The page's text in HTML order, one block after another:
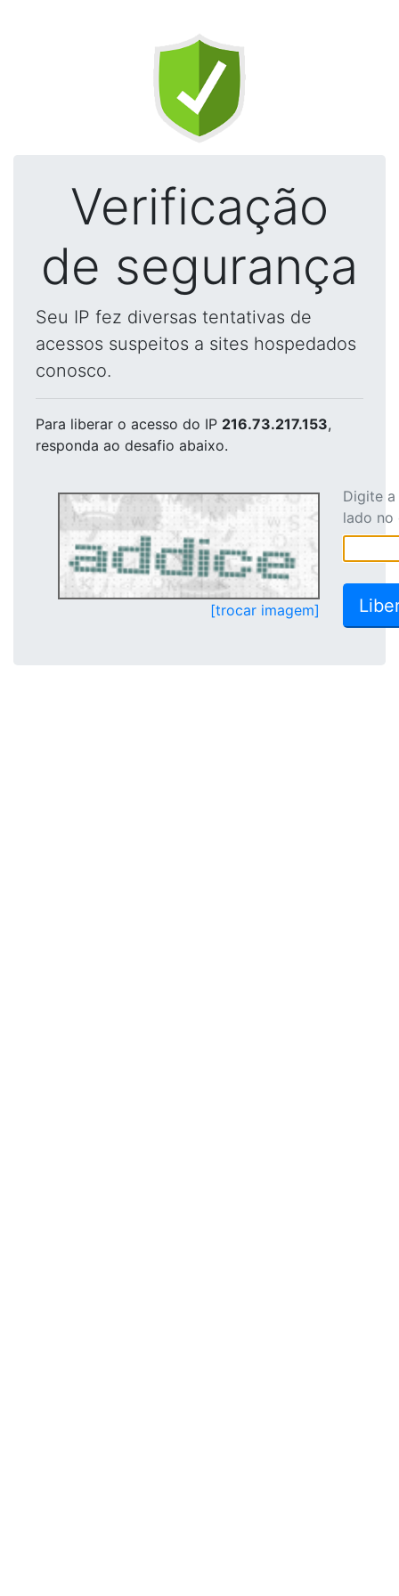
Verificação
de segurança
Seu IP fez diversas tentativas de
acessos suspeitos a sites hospedados
conosco.
Para liberar o acesso do IP 216.73.217.153,
responda ao desafio abaixo.
[trocar imagem]
Digite
lado no